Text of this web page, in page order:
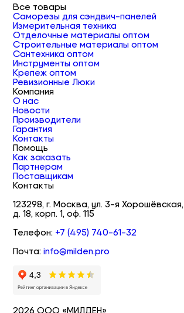
Все товары
Саморезы для сэндвич-панелей
Измерительная техника
Отделочные материалы оптом
Строительные материалы оптом
Сантехника оптом
Инструменты оптом
Крепеж оптом
Ревизионные Люки
Компания
О нас
Новости
Производители
Гарантия
Контакты
Помощь
Как заказать
Партнерам
Поставщикам
Контакты
123298, г. Москва, ул. 3-я Хорошёвская,
д. 18, корп. 1, оф. 115
Телефон: +7 (495) 740-61-32
Почта:info@milden.pro
2026 ООО «МИЛДЕН»